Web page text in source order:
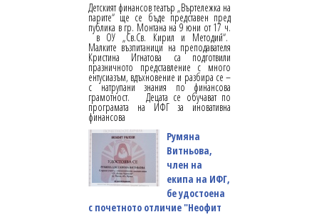
Детският финансов театър „Въртележка на
парите“ ще се бъде представен пред
публика в гр. Монтана на 9 юни от 17 ч.
в ОУ „Св.Св. Кирил и Методий“.
Малките възпитаници на преподавателя
Кристина Игнатова са подготвили
празничното представление с много
ентусиазъм, вдъхновение и разбира се –
с натрупани знания по финансова
грамотност. Децата се обучават по
програмата на ИФГ за иновативна
финансова
Румяна
Витньова,
член на
екипа на ИФГ,
бе удостоена
с почетното отличие "Неофит